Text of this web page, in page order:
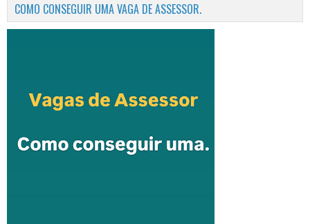
COMO CONSEGUIR UMA VAGA DE ASSESSOR.